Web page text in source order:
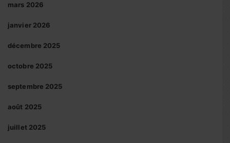
mars 2026
janvier 2026
décembre 2025
octobre 2025
septembre 2025
août 2025
juillet 2025